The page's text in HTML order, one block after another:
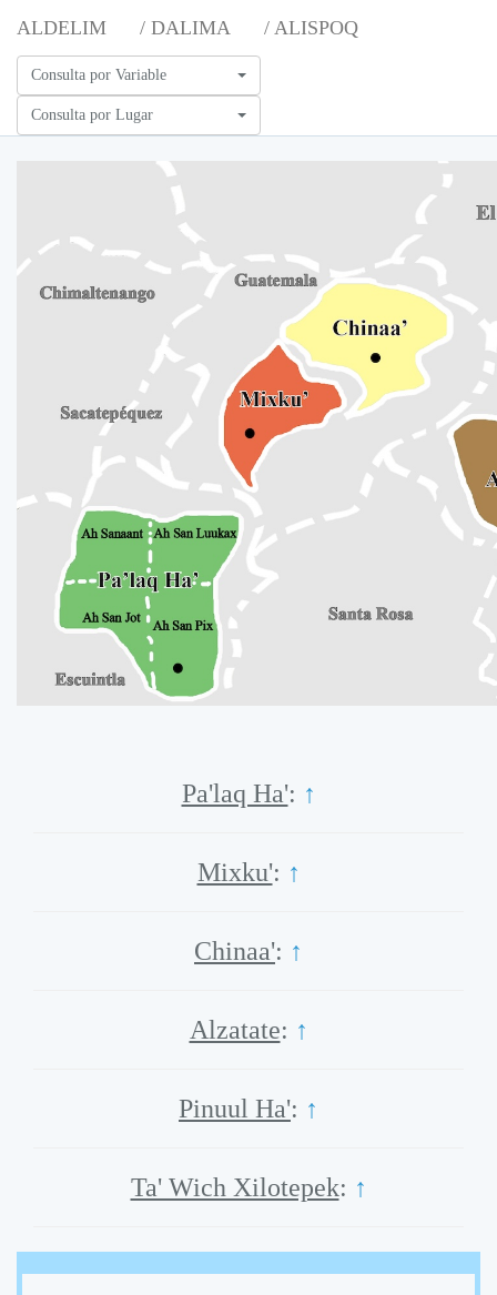
ALDELIM / DALIMA / ALISPOQ
Consulta por Variable
Consulta por Lugar
Pa'laq Ha': ↑
Mixku': ↑
Chinaa': ↑
Alzatate: ↑
Pinuul Ha': ↑
Ta' Wich Xilotepek: ↑